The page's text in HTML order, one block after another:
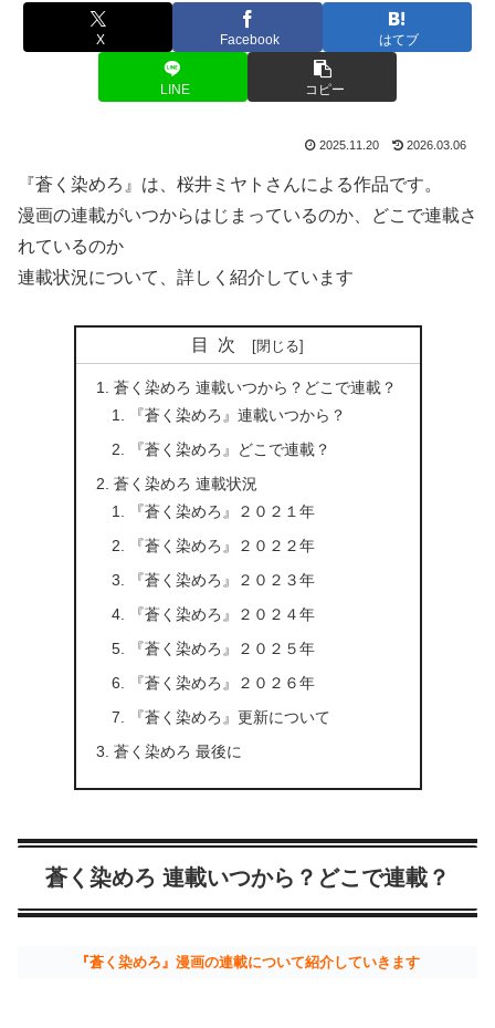
X Facebook はてブ
LINE コピー
2025.11.20 2026.03.06
『蒼く染めろ』は、桜井ミヤトさんによる作品です。
漫画の連載がいつからはじまっているのか、どこで連載さ
れているのか
連載状況について、詳しく紹介しています
目次
蒼く染めろ 連載いつから？どこで連載？
『蒼く染めろ』連載いつから？
『蒼く染めろ』どこで連載？
蒼く染めろ 連載状況
『蒼く染めろ』２０２１年
『蒼く染めろ』２０２２年
『蒼く染めろ』２０２３年
『蒼く染めろ』２０２４年
『蒼く染めろ』２０２５年
『蒼く染めろ』２０２６年
『蒼く染めろ』更新について
蒼く染めろ 最後に
蒼く染めろ 連載いつから？どこで連載？
『蒼く染めろ』漫画の連載について紹介していきます